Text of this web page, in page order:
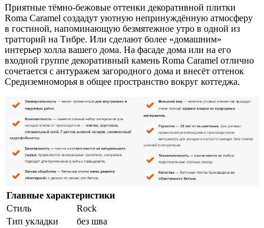
Приятные тёмно-бежовые оттенки декоративной плитки
Roma Caramel создадут уютную непринуждённую атмосферу
в гостиной, напоминающую безмятежное утро в одной из
тратторий на Тибре. Или сделают более «домашним»
интерьер холла вашего дома. На фасаде дома или на его
входной группе декоративный камень Roma Caramel отлично
сочетается с антуражем загородного дома и внесёт оттенок
Средиземноморья в общее пространство вокруг коттеджа.
Главные характеристики
Стиль
Rock
Тип укладки
без шва